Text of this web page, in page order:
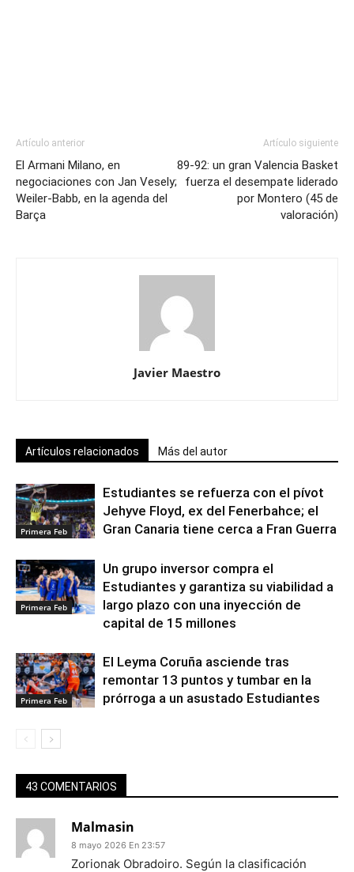
Artículo anterior
El Armani Milano, en
negociaciones con Jan Vesely;
Weiler-Babb, en la agenda del
Barça
Artículo siguiente
89-92: un gran Valencia Basket
fuerza el desempate liderado
por Montero (45 de
valoración)
Javier Maestro
Artículos relacionados Más del autor
Primera Feb
Estudiantes se refuerza con el pívot
Jehyve Floyd, ex del Fenerbahce; el
Gran Canaria tiene cerca a Fran Guerra
Primera Feb
Un grupo inversor compra el
Estudiantes y garantiza su viabilidad a
largo plazo con una inyección de
capital de 15 millones
Primera Feb
El Leyma Coruña asciende tras
remontar 13 puntos y tumbar en la
prórroga a un asustado Estudiantes
43 COMENTARIOS
Malmasin
8 mayo 2026 En 23:57
Zorionak Obradoiro. Según la clasificación